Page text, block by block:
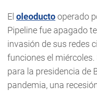
El oleoductooperado
Pipeline fue apagado
invasión de sus redes
funciones el
para la presidencia de
pandemia, una